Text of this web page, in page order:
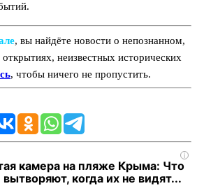
, вы найдёте новости о непознанном,
неизвестных исторических
, чтобы ничего не пропустить.
i
камера на пляже Крыма: Что
когда их не видят...